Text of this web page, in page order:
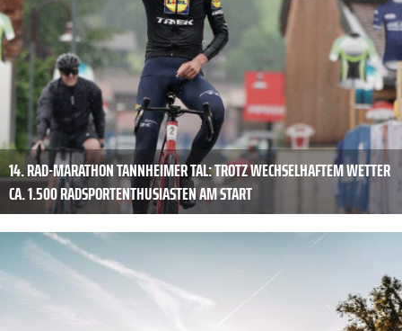
14. RAD-MARATHON TANNHEIMER TAL: TROTZ WECHSELHAFTEM WETTER
CA. 1.500 RADSPORTENTHUSIASTEN AM START